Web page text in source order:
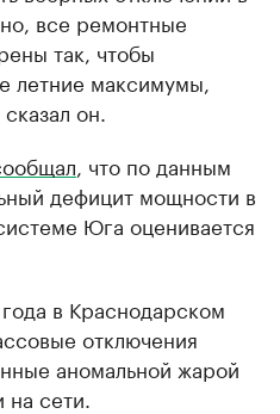
все ремонтные
так, чтобы
летние максимумы,
он.
, что по данным
дефицит мощности в
Юга оценивается
в Краснодарском
отключения
аномальной жарой
сети.